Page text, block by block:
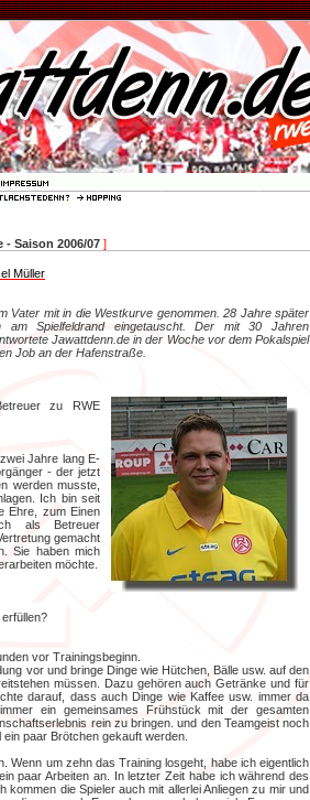
- Saison 2006/07 ]
Müller
Vater mit in die Westkurve genommen. 28 Jahre später
Spielfeldrand eingetauscht. Der mit 30 Jahren
Jawattdenn.de in der Woche vor dem Pokalspiel
Job an der Hafenstraße.
zu RWE
Jahre lang E-
- der jetzt
werden musste,
Ich bin seit
Ehre, zum Einen
als Betreuer
gemacht
Sie haben mich
möchte.
vor Trainingsbeginn.
vor und bringe Dinge wie Hütchen, Bälle usw. auf den
müssen. Dazu gehören auch Getränke und für
darauf, dass auch Dinge wie Kaffee usw. immer da
ein gemeinsames Frühstück mit der gesamten
rein zu bringen. und den Teamgeist noch
paar Brötchen gekauft werden.
Wenn um zehn das Training losgeht, habe ich eigentlich
paar Arbeiten an. In letzter Zeit habe ich während des
die Spieler auch mit allerlei Anliegen zu mir und